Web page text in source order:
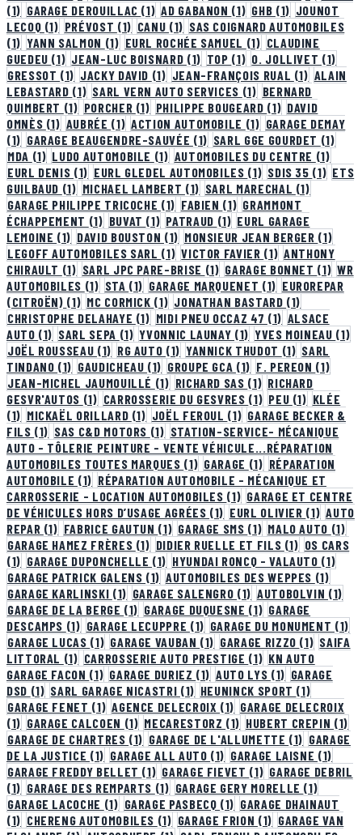
(1) GARAGE DEROUILLAC (1) AD GABANON (1) GHB (1) JOUNOT
LECOQ (1) PRÉVOST (1) CANU (1) SAS COIGNARD AUTOMOBILES
(1) YANN SALMON (1) EURL ROCHÉE SAMUEL (1) CLAUDINE
GUEDEU (1) JEAN-LUC BOISNARD (1) TOP (1) O. JOLLIVET (1)
GRESSOT (1) JACKY DAVID (1) JEAN-FRANÇOIS RUAL (1) ALAIN
LEBASTARD (1) SARL VERN AUTO SERVICES (1) BERNARD
QUIMBERT (1) PORCHER (1) PHILIPPE BOUGEARD (1) DAVID
OMNÈS (1) AUBRÉE (1) ACTION AUTOMOBILE (1) GARAGE DEMAY
(1) GARAGE BEAUGENDRE-SAUVÉE (1) SARL GGE GOURDET (1)
MDA (1) LUDO AUTOMOBILE (1) AUTOMOBILES DU CENTRE (1)
EURL DENIS (1) EURL GLEDEL AUTOMOBILES (1) SDIS 35 (1) ETS
GUILBAUD (1) MICHAEL LAMBERT (1) SARL MARECHAL (1)
GARAGE PHILIPPE TRICOCHE (1) FABIEN (1) GRAMMONT
ÉCHAPPEMENT (1) BUVAT (1) PATRAUD (1) EURL GARAGE
LEMOINE (1) DAVID BOUSTON (1) MONSIEUR JEAN BERGER (1)
LEGOFF AUTOMOBILES SARL (1) VICTOR FAVIER (1) ANTHONY
CHIRAULT (1) SARL JPC PARE-BRISE (1) GARAGE BONNET (1) WR
AUTOMOBILES (1) STA (1) GARAGE MARQUENET (1) EUROREPAR
(CITROËN) (1) MC CORMICK (1) JONATHAN BASTARD (1)
CHRISTOPHE DELAHAYE (1) MIDI PNEU OCCAZ 47 (1) ALSACE
AUTO (1) SARL SEPA (1) YVONNIC LAUNAY (1) YVES MOINEAU (1)
JOËL ROUSSEAU (1) RG AUTO (1) YANNICK THUDOT (1) SARL
TINDANO (1) GAUDICHEAU (1) GROUPE GCA (1) F. PEREON (1)
JEAN-MICHEL JAUMOUILLÉ (1) RICHARD SAS (1) RICHARD
GESVR'AUTOS (1) CARROSSERIE DU GESVRES (1) PEU (1) KLÉE
(1) MICKAËL ORILLARD (1) JOËL FEROUL (1) GARAGE BECKER &
FILS (1) SAS C&D MOTORS (1) STATION-SERVICE- MÉCANIQUE
AUTO - TÔLERIE PEINTURE - VENTE VÉHICULE...RÉPARATION
AUTOMOBILES TOUTES MARQUES (1) GARAGE (1) RÉPARATION
AUTOMOBILE (1) RÉPARATION AUTOMOBILE - MÉCANIQUE ET
CARROSSERIE - LOCATION AUTOMOBILES (1) GARAGE ET CENTRE
DE VÉHICULES HORS D’USAGE AGRÉES (1) EURL OLIVIER (1) AUTO
REPAR (1) FABRICE GAUTUN (1) GARAGE SMS (1) MALO AUTO (1)
GARAGE HAMEZ FRÈRES (1) DIDIER RUELLE ET FILS (1) OS CARS
(1) GARAGE DUPONCHELLE (1) HYUNDAI RONCQ - VALAUTO (1)
GARAGE PATRICK GALENS (1) AUTOMOBILES DES WEPPES (1)
GARAGE KARLINSKI (1) GARAGE SALENGRO (1) AUTOBOLVIN (1)
GARAGE DE LA BERGE (1) GARAGE DUQUESNE (1) GARAGE
DESCAMPS (1) GARAGE LECUPPRE (1) GARAGE DU MONUMENT (1)
GARAGE LUCAS (1) GARAGE VAUBAN (1) GARAGE RIZZO (1) SAIFA
LITTORAL (1) CARROSSERIE AUTO PRESTIGE (1) KN AUTO
GARAGE FACON (1) GARAGE DURIEZ (1) AUTO LYS (1) GARAGE
DSD (1) SARL GARAGE NICASTRI (1) HEUNINCK SPORT (1)
GARAGE FENET (1) AGENCE DELECROIX (1) GARAGE DELECROIX
(1) GARAGE CALCOEN (1) MECARESTORZ (1) HUBERT CREPIN (1)
GARAGE DE CHARTRES (1) GARAGE DE L'ALLUMETTE (1) GARAGE
DE LA JUSTICE (1) GARAGE ALL AUTO (1) GARAGE LAISNE (1)
GARAGE FREDDY BELLET (1) GARAGE FIEVET (1) GARAGE DEBRIL
(1) GARAGE DES REMPARTS (1) GARAGE GERY MORELLE (1)
GARAGE LACOCHE (1) GARAGE PASBECQ (1) GARAGE DHAINAUT
(1) CHERENG AUTOMOBILES (1) GARAGE FRION (1) GARAGE VAN